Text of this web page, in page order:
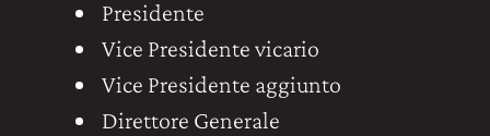
Presidente
Vice Presidente vicario
Vice Presidente aggiunto
Direttore Generale